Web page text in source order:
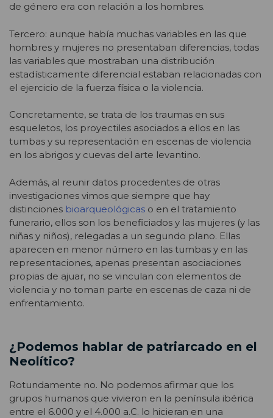
de género era con relación a los hombres.
Tercero: aunque había muchas variables en las que
hombres y mujeres no presentaban diferencias, todas
las variables que mostraban una distribución
estadísticamente diferencial estaban relacionadas con
el ejercicio de la fuerza física o la violencia.
Concretamente, se trata de los traumas en sus
esqueletos, los proyectiles asociados a ellos en las
tumbas y su representación en escenas de violencia
en los abrigos y cuevas del arte levantino.
Además, al reunir datos procedentes de otras
investigaciones vimos que siempre que hay
distinciones bioarqueológicas o en el tratamiento
funerario, ellos son los beneficiados y las mujeres (y las
niñas y niños), relegadas a un segundo plano. Ellas
aparecen en menor número en las tumbas y en las
representaciones, apenas presentan asociaciones
propias de ajuar, no se vinculan con elementos de
violencia y no toman parte en escenas de caza ni de
enfrentamiento.
¿Podemos hablar de patriarcado en el
Neolítico?
Rotundamente no. No podemos afirmar que los
grupos humanos que vivieron en la península ibérica
entre el 6.000 y el 4.000 a.C. lo hicieran en una